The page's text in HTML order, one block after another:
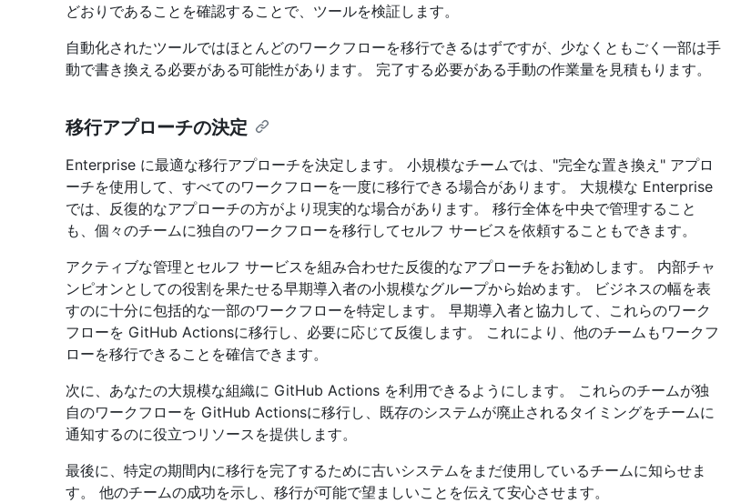
どおりであることを確認することで、ツールを検証します。
自動化されたツールではほとんどのワークフローを移行できるはずですが、少なくともごく一部は手
動で書き換える必要がある可能性があります。 完了する必要がある手動の作業量を見積もります。
移行アプローチの決定
Enterprise に最適な移行アプローチを決定します。 小規模なチームでは、"完全な置き換え" アプロ
ーチを使用して、すべてのワークフローを一度に移行できる場合があります。 大規模な Enterprise
では、反復的なアプローチの方がより現実的な場合があります。 移行全体を中央で管理すること
も、個々のチームに独自のワークフローを移行してセルフ サービスを依頼することもできます。
アクティブな管理とセルフ サービスを組み合わせた反復的なアプローチをお勧めします。 内部チャ
ンピオンとしての役割を果たせる早期導入者の小規模なグループから始めます。 ビジネスの幅を表
すのに十分に包括的な一部のワークフローを特定します。 早期導入者と協力して、これらのワーク
フローを GitHub Actionsに移行し、必要に応じて反復します。 これにより、他のチームもワークフ
ローを移行できることを確信できます。
次に、あなたの大規模な組織に GitHub Actions を利用できるようにします。 これらのチームが独
自のワークフローを GitHub Actionsに移行し、既存のシステムが廃止されるタイミングをチームに
通知するのに役立つリソースを提供します。
最後に、特定の期間内に移行を完了するために古いシステムをまだ使用しているチームに知らせま
す。 他のチームの成功を示し、移行が可能で望ましいことを伝えて安心させます。